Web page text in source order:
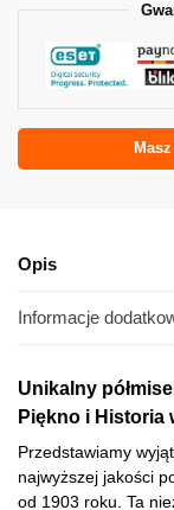
Opis
Informacje
Unikalny
Piękno i Historia
Przedstawiamy
najwyższej jakości
od 1903 roku. Ta